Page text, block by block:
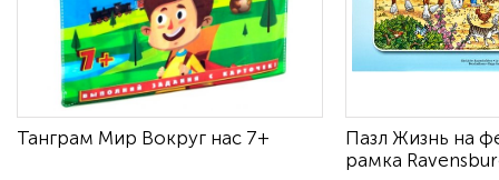
Танграм Мир Вокруг нас 7+
Пазл Жизнь на
рамка